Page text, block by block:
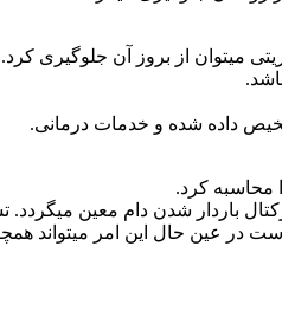
میتوان از بروز آن جلوگیری کرد.
داده شده و خدمات درمانی.
محاسبه کرد.
هفتم) بعداز تلقیح مصنوعی توسط معاینه رکتال باردار
است در عین حال این امر